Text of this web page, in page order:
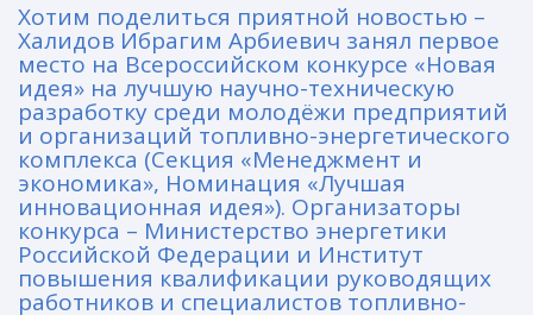
Хотим поделиться приятной новостью –
Халидов Ибрагим Арбиевич занял первое
место на Всероссийском конкурсе «Новая
идея» на лучшую научно-техническую
разработку среди молодёжи предприятий
и организаций топливно-энергетического
комплекса (Секция «Менеджмент и
экономика», Номинация «Лучшая
инновационная идея»). Организаторы
конкурса – Министерство энергетики
Российской Федерации и Институт
повышения квалификации руководящих
работников и специалистов топливно-